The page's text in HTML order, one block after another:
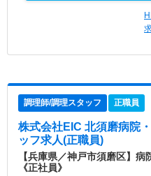
調理師/調理スタッフ 正職員
株式会社EIC 北須磨病院
ッフ求人(正職員)
【兵庫県／神戸市須磨区】
《正社員》